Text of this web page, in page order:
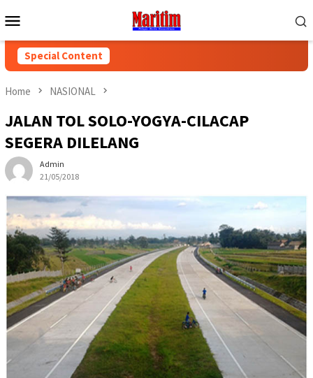
to
Menu
Special Content
Home NASIONAL
JALAN TOL SOLO-YOGYA-CILACAP
SEGERA DILELANG
Admin
21/05/2018